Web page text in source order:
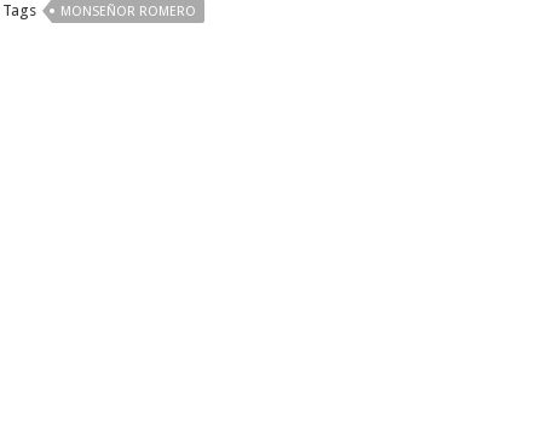
Tags MONSEÑOR ROMERO